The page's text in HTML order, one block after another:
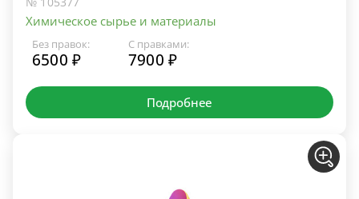
Химическое сырье и материалы
Без правок:
6500 ₽
С правками:
7900 ₽
Подробнее